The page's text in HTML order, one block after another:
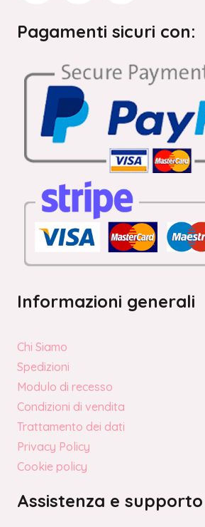
Pagamenti sicuri con:
Informazioni generali
Chi Siamo
Spedizioni
Modulo di recesso
Condizioni di vendita
Trattamento dei dati
Privacy Policy
Cookie policy
Assistenza e supporto